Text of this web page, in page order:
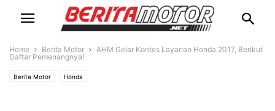
Home Berita Motor
AHM Gelar Kontes Layanan Honda 2017, Berikut
Daftar Pemenangnya!
Berita Motor Honda